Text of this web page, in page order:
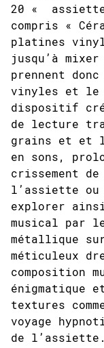
20 «
compris «
platines
jusqu’à
prennent
vinyles et le
dispositif
de lecture
grains et et
en sons,
crissement
l’assiette ou
explorer ainsi
musical par
métallique
méticuleux
composition
énigmatique
textures
voyage
de l’assiette.